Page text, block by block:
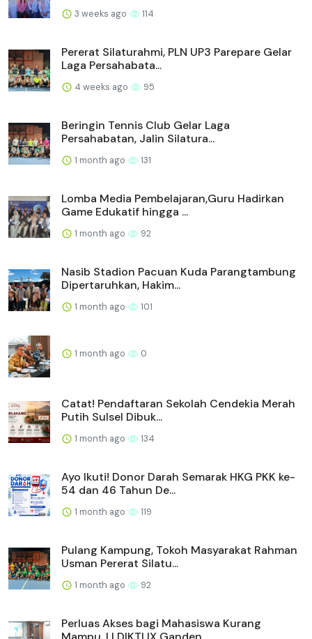
3 weeks ago 114
Pererat Silaturahmi, PLN UP3 Parepare Gelar
Laga Persahabata...
4 weeks ago 95
Beringin Tennis Club Gelar Laga
Persahabatan, Jalin Silatura...
1 month ago 131
Lomba Media Pembelajaran,Guru Hadirkan
Game Edukatif hingga ...
1 month ago 92
Nasib Stadion Pacuan Kuda Parangtambung
Dipertaruhkan, Hakim...
1 month ago 101
1 month ago 0
Catat! Pendaftaran Sekolah Cendekia Merah
Putih Sulsel Dibuk...
1 month ago 134
Ayo Ikuti! Donor Darah Semarak HKG PKK ke-
54 dan 46 Tahun De...
1 month ago 119
Pulang Kampung, Tokoh Masyarakat Rahman
Usman Pererat Silatu...
1 month ago 92
Perluas Akses bagi Mahasiswa Kurang